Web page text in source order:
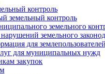
контроль
земельный контроль
земельного
земельного
для землепользователей
для муниципальных нужд
закупок